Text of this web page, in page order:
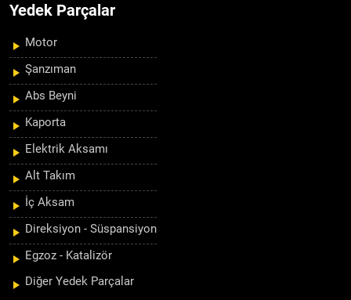
Yedek Parçalar
Motor
Şanzıman
Abs Beyni
Kaporta
Elektrik Aksamı
Alt Takım
İç Aksam
Direksiyon - Süspansiyon
Egzoz - Katalizör
Diğer Yedek Parçalar